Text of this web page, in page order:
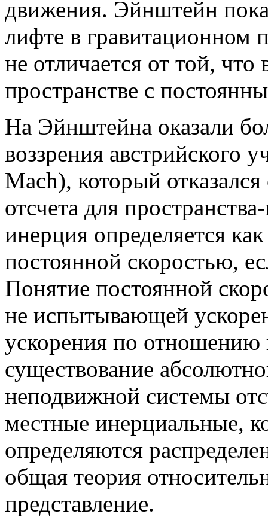
движения. Эйнштейн
лифте в гравитационном
не отличается от той,
пространстве с
На Эйнштейна оказали
воззрения австрийского
Mach), который
отсчета для
инерция определяется
постоянной скоростью,
Понятие постоянной
не испытывающей
ускорения по отношению
существование
неподвижной системы
местные инерциальные,
определяются
общая теория
представление.